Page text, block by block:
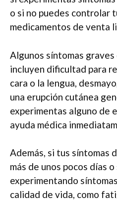
o si no puedes controlar
medicamentos de venta
Algunos síntomas
incluyen dificultad para
cara o la lengua,
una erupción cutánea
experimentas alguno de
ayuda médica
Además, si tus síntomas
más de unos pocos días
experimentando
calidad de vida, como